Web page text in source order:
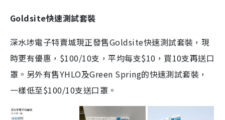
Goldsite快速測試套裝
深水埗電子特賣城現正發售Goldsite快速測試套裝，現
時更有優惠，$100/10支，平均每支$10，買10支再送口
罩。另外有售YHLO及Green Spring的快速測試套裝，
一樣低至$100/10支送口罩。